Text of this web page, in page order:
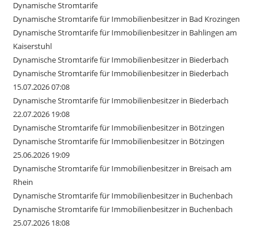
Dynamische Stromtarife
Dynamische Stromtarife für Immobilienbesitzer in Bad Krozingen
Dynamische Stromtarife für Immobilienbesitzer in Bahlingen am
Kaiserstuhl
Dynamische Stromtarife für Immobilienbesitzer in Biederbach
Dynamische Stromtarife für Immobilienbesitzer in Biederbach
15.07.2026 07:08
Dynamische Stromtarife für Immobilienbesitzer in Biederbach
22.07.2026 19:08
Dynamische Stromtarife für Immobilienbesitzer in Bötzingen
Dynamische Stromtarife für Immobilienbesitzer in Bötzingen
25.06.2026 19:09
Dynamische Stromtarife für Immobilienbesitzer in Breisach am
Rhein
Dynamische Stromtarife für Immobilienbesitzer in Buchenbach
Dynamische Stromtarife für Immobilienbesitzer in Buchenbach
25.07.2026 18:08